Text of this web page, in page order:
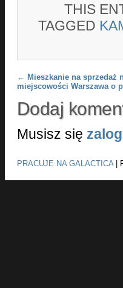
THIS
TAGGED
Post navigation
← Mieszkanie na sprzedaż
miejscowości Warszawa o
Dodaj
Musisz się
PRACUJE NA GALACTICA|